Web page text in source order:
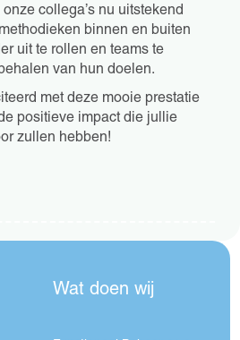
collega’s nu uitstekend
binnen en buiten
uit te rollen en teams te
van hun doelen.
met deze mooie prestatie
positieve impact die jullie
zullen hebben!
Wat doen wij